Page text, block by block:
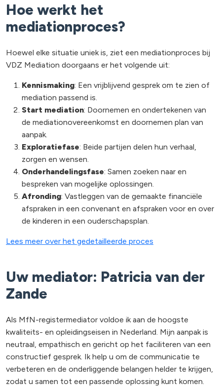
Hoe werkt het
mediationproces?
Hoewel elke situatie uniek is, ziet een mediationproces bij
VDZ Mediation doorgaans er het volgende uit:
Kennismaking: Een vrijblijvend gesprek om te zien of
mediation passend is.
Start mediation: Doornemen en ondertekenen van
de mediationovereenkomst en doornemen plan van
aanpak.
Exploratiefase: Beide partijen delen hun verhaal,
zorgen en wensen.
Onderhandelingsfase: Samen zoeken naar en
bespreken van mogelijke oplossingen.
Afronding: Vastleggen van de gemaakte financiële
afspraken in een convenant en afspraken voor en over
de kinderen in een ouderschapsplan.
Lees meer over het gedetailleerde proces
Uw mediator: Patricia van der
Zande
Als MfN-registermediator voldoe ik aan de hoogste
kwaliteits- en opleidingseisen in Nederland. Mijn aanpak is
neutraal, empathisch en gericht op het faciliteren van een
constructief gesprek. Ik help u om de communicatie te
verbeteren en de onderliggende belangen helder te krijgen,
zodat u samen tot een passende oplossing kunt komen.